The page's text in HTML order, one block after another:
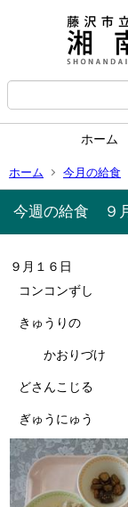
ホーム
ホーム 今月の給食
今週の給食 ９
９月１６日
コンコンずし
きゅうりの
かおりづけ
どさんこじる
ぎゅうにゅう